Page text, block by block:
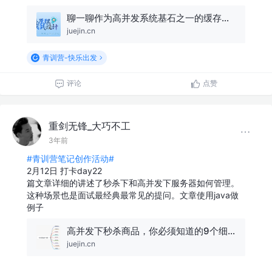
聊一聊作为高并发系统基石之一的缓存，会用很简单，用好才是技术活
juejin.cn
青训营-快乐出发
评论 点赞
重剑无锋_大巧不工
3年前
#青训营笔记创作活动#
2月12日 打卡day22
篇文章详细的讲述了秒杀下和高并发下服务器如何管理。
这种场景也是面试最经典最常见的提问。文章使用java做
例子
高并发下秒杀商品，你必须知道的9个细节
juejin.cn